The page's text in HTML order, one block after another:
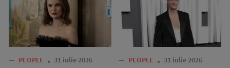
— PEOPLE 31 iulie 2026 — PEOPLE 31 iulie 2026